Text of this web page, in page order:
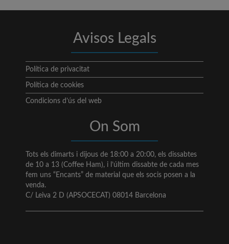
Avisos Legals
Política de privacitat
Política de cookies
Condicions d’ús del web
On Som
Tots els dimarts i dijous de 18:00 a 20:00, els dissabtes
de 10 a 13 (Coffee Ham), i l’últim dissabte de cada mes
fem uns “Encants” de material que els socis posen a la
venda.
C/ Leiva 2 D (APSOCECAT) 08014 Barcelona